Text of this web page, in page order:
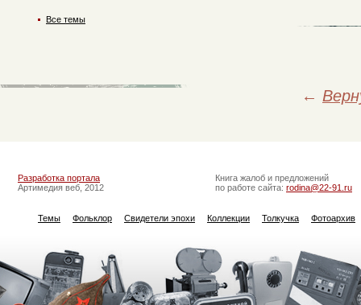
←
Все темы
Разработка портала
Артимедия веб, 2012
Книга жалоб и предложений
по работе сайта: rodina@22-91.ru
Темы Фольклор Свидетели эпохи Коллекции Толкучка Фотоархив